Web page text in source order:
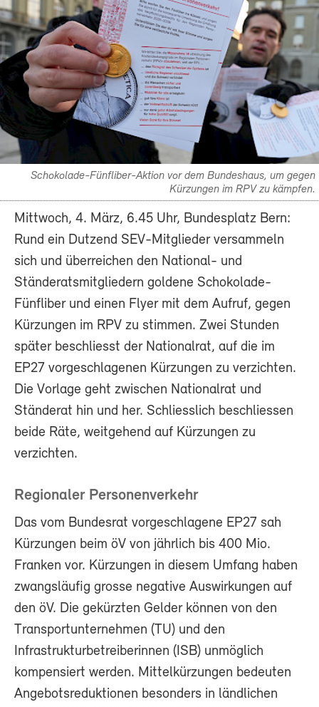
Schokolade-Fünfliber-Aktion vor dem Bundeshaus, um gegen
Kürzungen im RPV zu kämpfen.
Mittwoch, 4. März, 6.45 Uhr, Bundesplatz Bern:
Rund ein Dutzend SEV-Mitglieder versammeln
sich und überreichen den National- und
Ständeratsmitgliedern goldene Schokolade-
Fünfliber und einen Flyer mit dem Aufruf, gegen
Kürzungen im RPV zu stimmen. Zwei Stunden
später beschliesst der Nationalrat, auf die im
EP27 vorgeschlagenen Kürzungen zu verzichten.
Die Vorlage geht zwischen Nationalrat und
Ständerat hin und her. Schliesslich beschliessen
beide Räte, weitgehend auf Kürzungen zu
verzichten.
Regionaler Personenverkehr
Das vom Bundesrat vorgeschlagene EP27 sah
Kürzungen beim öV von jährlich bis 400 Mio.
Franken vor. Kürzungen in diesem Umfang haben
zwangsläufig grosse negative Auswirkungen auf
den öV. Die gekürzten Gelder können von den
Transportunternehmen (TU) und den
Infrastrukturbetreiberinnen (ISB) unmöglich
kompensiert werden. Mittelkürzungen bedeuten
Angebotsreduktionen besonders in ländlichen